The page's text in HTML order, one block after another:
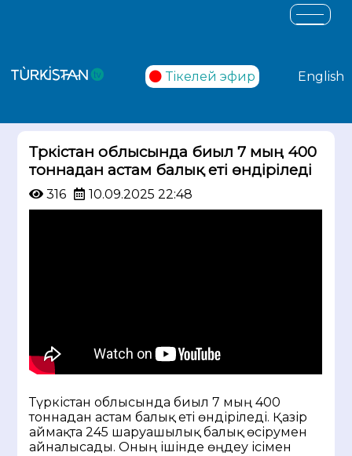
Тікелей эфир English
Түркістан облысында биыл 7 мың 400
тоннадан астам балық еті өндіріледі
316 10.09.2025 22:48
Түркістан облысында биыл 7 мың 400
тоннадан астам балық еті өндіріледі. Қазір
аймақта 245 шаруашылық балық өсірумен
айналысады. Оның ішінде өңдеу ісімен